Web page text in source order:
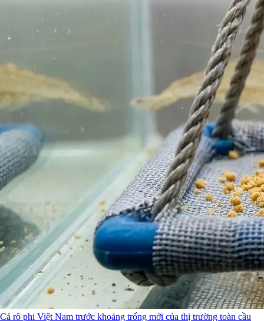
Cá rô phi Việt Nam trước khoảng trống mới của thị trường toàn cầu